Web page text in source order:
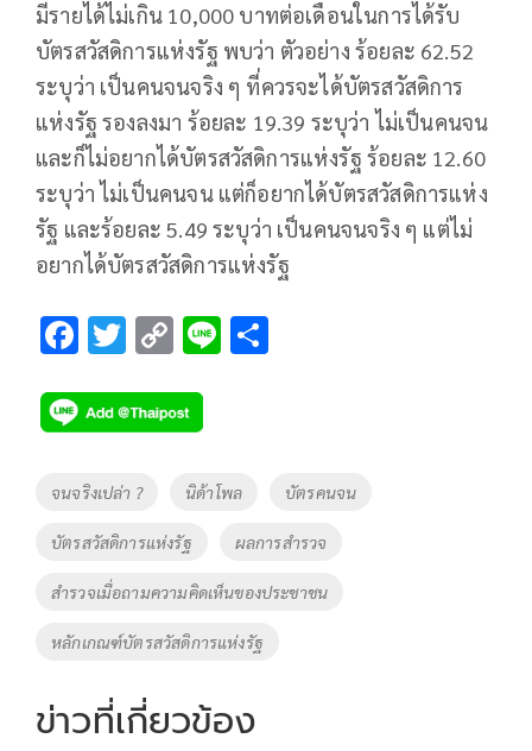
มีรายได้ไม่เกิน 10,000 บาทต่อเดือนในการได้รับ
บัตรสวัสดิการแห่งรัฐ พบว่า ตัวอย่าง ร้อยละ 62.52
ระบุว่า เป็นคนจนจริง ๆ ที่ควรจะได้บัตรสวัสดิการ
แห่งรัฐ รองลงมา ร้อยละ 19.39 ระบุว่า ไม่เป็นคนจน
และก็ไม่อยากได้บัตรสวัสดิการแห่งรัฐ ร้อยละ 12.60
ระบุว่า ไม่เป็นคนจน แต่ก็อยากได้บัตรสวัสดิการแห่ง
รัฐ และร้อยละ 5.49 ระบุว่า เป็นคนจนจริง ๆ แต่ไม่
อยากได้บัตรสวัสดิการแห่งรัฐ
F
e
b
o
o
k
T
tt
er
C
p
y
Li
n
k
Li
Tags
จนจริงเปล่า ? นิด้าโพล บัตรคนจน
บัตรสวัสดิการแห่งรัฐ ผลการสำรวจ
สำรวจเมื่อถามความคิดเห็นของประชาชน
หลักเกณฑ์บัตรสวัสดิการแห่งรัฐ
ข่าวที่เกี่ยวข้อง